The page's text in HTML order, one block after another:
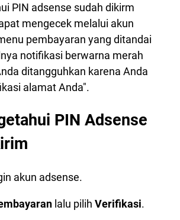
PIN adsense sudah dikirm
mengecek melalui akun
pembayaran yang ditandai
notifikasi berwarna merah
ditangguhkan karena Anda
alamat Anda".
PIN Adsense
akun adsense.
lalu pilih Verifikasi.